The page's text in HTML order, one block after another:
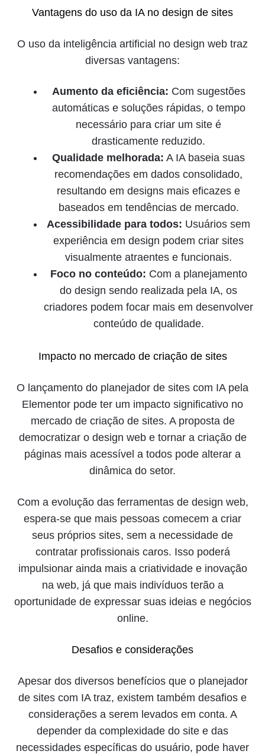
Vantagens do uso da IA no design de sites
O uso da inteligência artificial no design web traz
diversas vantagens:
Aumento da eficiência: Com sugestões
automáticas e soluções rápidas, o tempo
necessário para criar um site é
drasticamente reduzido.
Qualidade melhorada: A IA baseia suas
recomendações em dados consolidado,
resultando em designs mais eficazes e
baseados em tendências de mercado.
Acessibilidade para todos: Usuários sem
experiência em design podem criar sites
visualmente atraentes e funcionais.
Foco no conteúdo: Com a planejamento
do design sendo realizada pela IA, os
criadores podem focar mais em desenvolver
conteúdo de qualidade.
Impacto no mercado de criação de sites
O lançamento do planejador de sites com IA pela
Elementor pode ter um impacto significativo no
mercado de criação de sites. A proposta de
democratizar o design web e tornar a criação de
páginas mais acessível a todos pode alterar a
dinâmica do setor.
Com a evolução das ferramentas de design web,
espera-se que mais pessoas comecem a criar
seus próprios sites, sem a necessidade de
contratar profissionais caros. Isso poderá
impulsionar ainda mais a criatividade e inovação
na web, já que mais indivíduos terão a
oportunidade de expressar suas ideias e negócios
online.
Desafios e considerações
Apesar dos diversos benefícios que o planejador
de sites com IA traz, existem também desafios e
considerações a serem levados em conta. A
depender da complexidade do site e das
necessidades específicas do usuário, pode haver